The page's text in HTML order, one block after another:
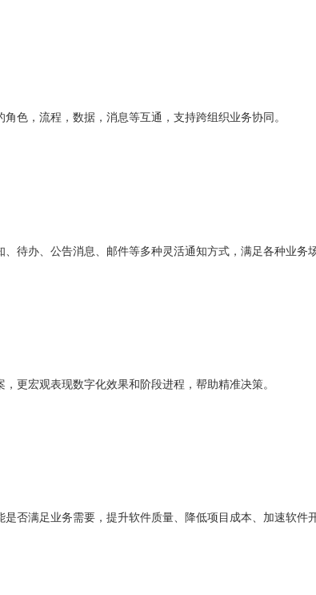
色，流程，数据，消息等互通，支持跨组织业务协同。
待办、公告消息、邮件等多种灵活通知方式，满足各种业务场
更宏观表现数字化效果和阶段进程，帮助精准决策。
否满足业务需要，提升软件质量、降低项目成本、加速软件